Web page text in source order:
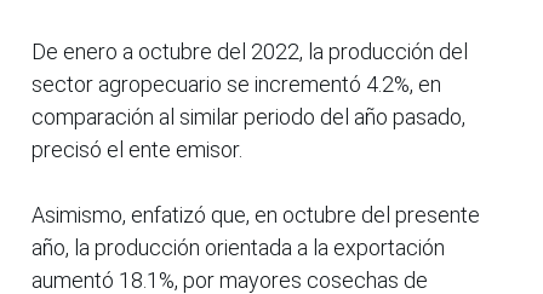
De enero a octubre del 2022, la producción del
sector agropecuario se incrementó 4.2%, en
comparación al similar periodo del año pasado,
precisó el ente emisor.
Asimismo, enfatizó que, en octubre del presente
año, la producción orientada a la exportación
aumentó 18.1%, por mayores cosechas de